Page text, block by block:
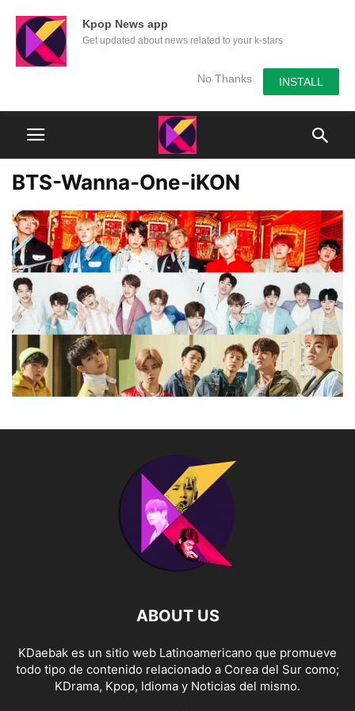
Kpop News app
Get updated about news related to your k-stars
No Thanks INSTALL
BTS-Wanna-One-iKON
ABOUT US
KDaebak es un sitio web Latinoamericano que promueve
todo tipo de contenido relacionado a Corea del Sur como;
KDrama, Kpop, Idioma y Noticias del mismo.